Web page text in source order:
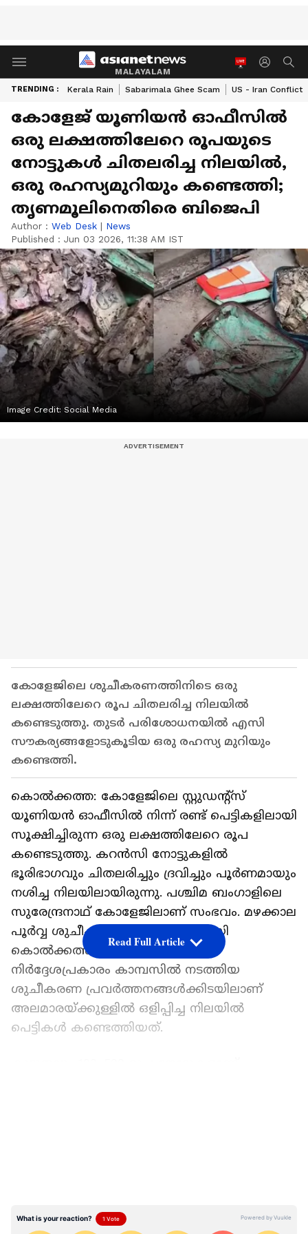
MALAYALAM
TRENDING : Kerala Rain Sabarimala Ghee Scam US - Iran Conflict
കോളേജ് യൂണിയൻ ഓഫീസിൽ
ഒരു ലക്ഷത്തിലേറെ രൂപയുടെ
നോട്ടുകൾ ചിതലരിച്ച നിലയിൽ,
ഒരു രഹസ്യമുറിയും കണ്ടെത്തി;
തൃണമൂലിനെതിരെ ബിജെപി
Author : Web Desk | News
Published : Jun 03 2026, 11:38 AM IST
Image Credit: Social Media
കോളേജിലെ ശുചീകരണത്തിനിടെ ഒരു
ലക്ഷത്തിലേറെ രൂപ ചിതലരിച്ച നിലയിൽ
കണ്ടെടുത്തു. തുടർ പരിശോധനയിൽ എസി
സൗകര്യങ്ങളോടുകൂടിയ ഒരു രഹസ്യ മുറിയും
കണ്ടെത്തി.
കൊൽക്കത്ത: കോളേജിലെ സ്റ്റുഡന്‍റ്സ്
യൂണിയൻ ഓഫീസിൽ നിന്ന് രണ്ട് പെട്ടികളിലായി
സൂക്ഷിച്ചിരുന്ന ഒരു ലക്ഷത്തിലേറെ രൂപ
കണ്ടെടുത്തു. കറൻസി നോട്ടുകളിൽ
ഭൂരിഭാഗവും ചിതലരിച്ചും ദ്രവിച്ചും പൂർണമായും
നശിച്ച നിലയിലായിരുന്നു. പശ്ചിമ ബംഗാളിലെ
സുരേന്ദ്രനാഥ് കോളേജിലാണ് സംഭവം. മഴക്കാല
പൂർവ്വ ശുചീകരണത്തിന്‍റെ ഭാഗമായി
കൊൽക്കത്ത കോർപ്പറേഷന്‍റെ
നിർദ്ദേശപ്രകാരം കാമ്പസിൽ നടത്തിയ
ശുചീകരണ പ്രവർത്തനങ്ങൾക്കിടയിലാണ്
അലമാരയ്ക്കുള്ളിൽ ഒളിപ്പിച്ച നിലയിൽ
പെട്ടികൾ കണ്ടെത്തിയത്.
പണം കണ്ടെടുത്തതിന് പിന്നാലെ കോളേജിൽ
Read Full Article